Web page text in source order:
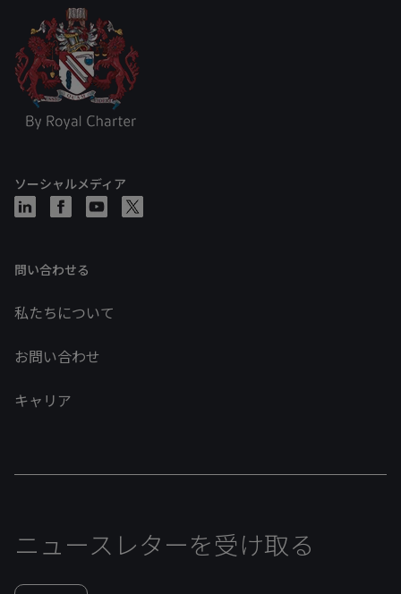
ソーシャルメディア
問い合わせる
私たちについて
お問い合わせ
キャリア
ニュースレターを受け取る